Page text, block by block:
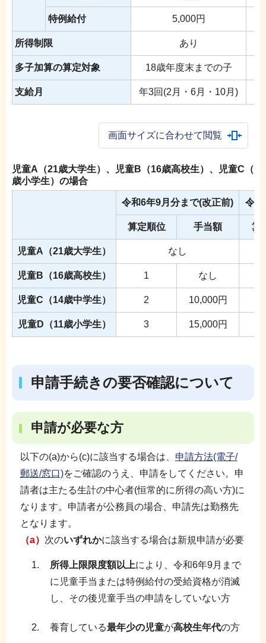
特例給付 5,000円
所得制限 あり
多子加算の算定対象 18歳年度末までの子
支給月 年3回(2月・6月・10月)
画面サイズに合わせて閲覧
児童A（21歳大学生）、児童B（16歳高校生）、児童C（
歳小学生）の場合
令和6年9月分まで(改正前) 令
算定順位 手当額 算
児童A（21歳大学生） なし
児童B（16歳高校生） 1 なし
児童C（14歳中学生） 2 10,000円
児童D（11歳小学生） 3 15,000円
申請手続きの要否確認について
申請が必要な方
以下の(a)から(c)に該当する場合は、 申請方法(電子/
郵送/窓口)をご確認のうえ、申請をしてください。申
請者は主たる生計の中心者(恒常的に所得の高い方)に
なります。申請者が公務員の場合、申請先は勤務先
となります。
（a） 次のいずれかに該当する場合は新規申請が必要
所得上限限度額以上により、令和6年9月まで
に児童手当または特例給付の受給資格が消滅
し、その後児童手当の申請をしていない方
養育している最年少の児童が高校生年代の方